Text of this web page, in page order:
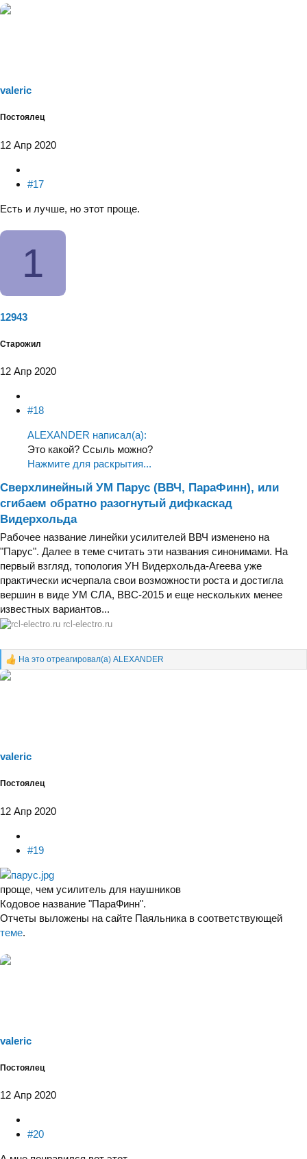
valeric
Постоялец
12 Апр 2020
#17
Есть и лучше, но этот проще.
1
12943
Старожил
12 Апр 2020
#18
ALEXANDER написал(а):
Это какой? Ссыль можно?
Нажмите для раскрытия...
Сверхлинейный УМ Парус (ВВЧ, ПараФинн), или
сгибаем обратно разогнутый дифкаскад
Видерхольда
Рабочее название линейки усилителей ВВЧ изменено на
"Парус". Далее в теме считать эти названия синонимами. На
первый взгляд, топология УН Видерхольда-Агеева уже
практически исчерпала свои возможности роста и достигла
вершин в виде УМ СЛА, ВВС-2015 и еще нескольких менее
известных вариантов...
rcl-electro.ru
Р
е
На это отреагировал(а) ALEXANDER
valeric
Постоялец
12 Апр 2020
#19
проще, чем усилитель для наушников
Кодовое название "ПараФинн".
Отчеты выложены на сайте Паяльника в соответствующей
теме.
valeric
Постоялец
12 Апр 2020
#20